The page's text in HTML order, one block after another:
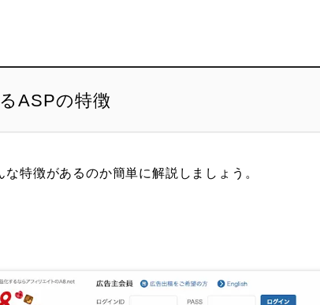
ASPの特徴
特徴があるのか簡単に解説しましょう。